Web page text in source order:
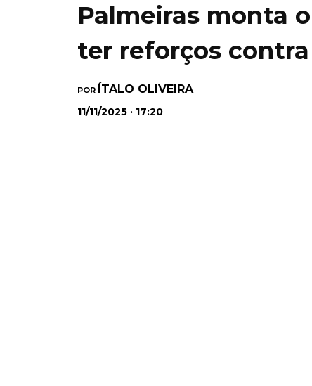
Palmeiras monta
ter reforços
POR ÍTALO OLIVEIRA
11/11/2025 · 17:20